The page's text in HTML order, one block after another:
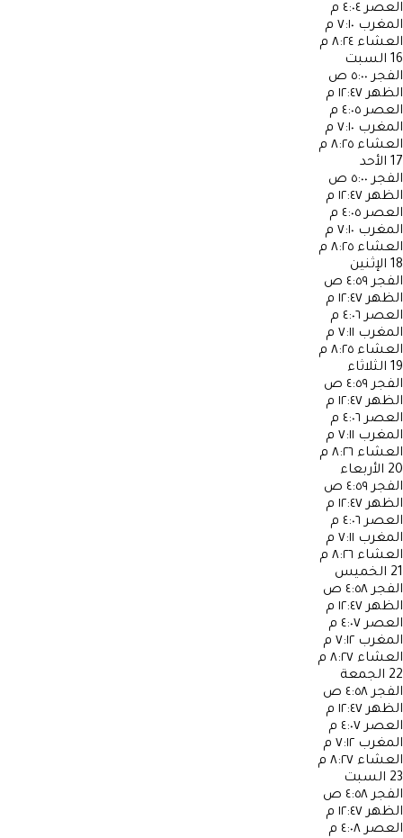
العصر ٤:٠٤ م
المغرب ٧:١٠ م
العشاء ٨:٢٤ م
16 السبت
الفجر ٥:٠٠ ص
الظهر ١٢:٤٧ م
العصر ٤:٠٥ م
المغرب ٧:١٠ م
العشاء ٨:٢٥ م
17 الأحد
الفجر ٥:٠٠ ص
الظهر ١٢:٤٧ م
العصر ٤:٠٥ م
المغرب ٧:١٠ م
العشاء ٨:٢٥ م
18 الإثنين
الفجر ٤:٥٩ ص
الظهر ١٢:٤٧ م
العصر ٤:٠٦ م
المغرب ٧:١١ م
العشاء ٨:٢٥ م
19 الثلاثاء
الفجر ٤:٥٩ ص
الظهر ١٢:٤٧ م
العصر ٤:٠٦ م
المغرب ٧:١١ م
العشاء ٨:٢٦ م
20 الأربعاء
الفجر ٤:٥٩ ص
الظهر ١٢:٤٧ م
العصر ٤:٠٦ م
المغرب ٧:١١ م
العشاء ٨:٢٦ م
21 الخميس
الفجر ٤:٥٨ ص
الظهر ١٢:٤٧ م
العصر ٤:٠٧ م
المغرب ٧:١٢ م
العشاء ٨:٢٧ م
22 الجمعة
الفجر ٤:٥٨ ص
الظهر ١٢:٤٧ م
العصر ٤:٠٧ م
المغرب ٧:١٢ م
العشاء ٨:٢٧ م
23 السبت
الفجر ٤:٥٨ ص
الظهر ١٢:٤٧ م
العصر ٤:٠٨ م